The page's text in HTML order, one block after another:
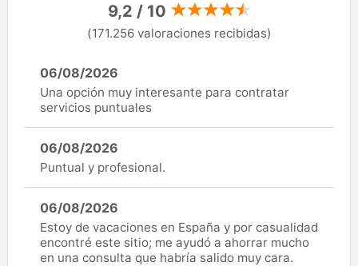
9,2 / 10
(171.256 valoraciones recibidas)
06/08/2026
Una opción muy interesante para contratar
servicios puntuales
06/08/2026
Puntual y profesional.
06/08/2026
Estoy de vacaciones en España y por casualidad
encontré este sitio; me ayudó a ahorrar mucho
en una consulta que habría salido muy cara.